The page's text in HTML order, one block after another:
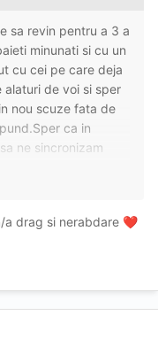
sa revin pentru a 3 a
minunati si cu un
cu cei pe care deja
de voi si sper
nou scuze fata de
ca in
ne sincronizam
a drag si nerabdare ❤️